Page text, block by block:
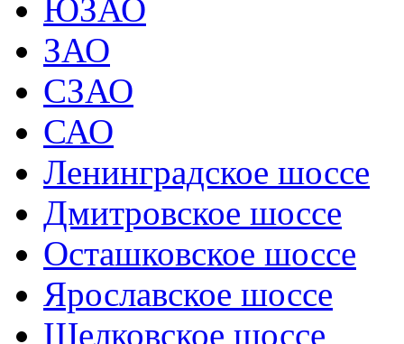
ЮЗАО
ЗАО
СЗАО
САО
Ленинградское шоссе
Дмитровское шоссе
Осташковское шоссе
Ярославское шоссе
Щелковское шоссе